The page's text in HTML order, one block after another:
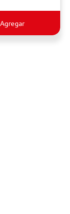
Agregar